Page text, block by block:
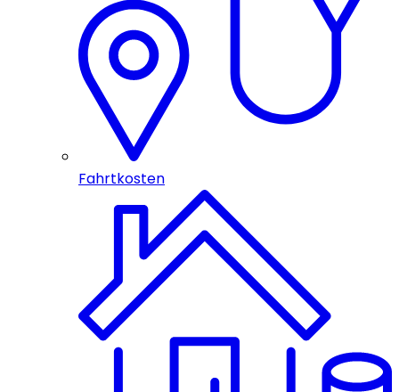
Fahrtkosten